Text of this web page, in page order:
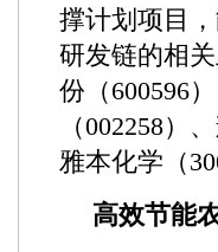
撑计划项目
研发链的相
份（600596
（002258）
雅本化学（
高效节能